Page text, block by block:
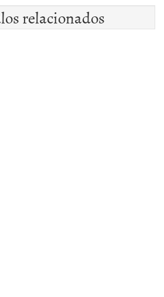
relacionados